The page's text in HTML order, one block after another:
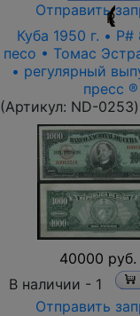
ОтправитьR
Куба 1950 г. •
песо • Томас
• регулярный
пресс ®
(Артикул: ND-0253)
40000 руб.
В наличии - 1
Отправить